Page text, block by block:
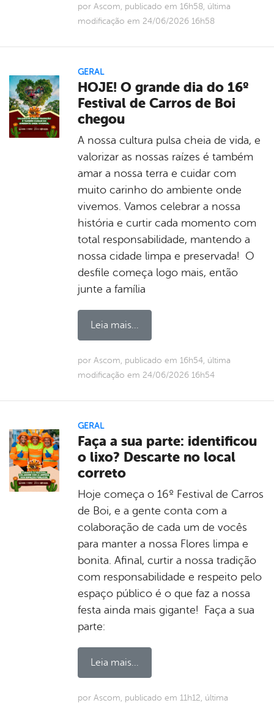
por Ascom, publicado em 16h58, última
modificação em 24/06/2026 16h58
GERAL
HOJE! O grande dia do 16º
Festival de Carros de Boi
chegou
A nossa cultura pulsa cheia de vida, e
valorizar as nossas raízes é também
amar a nossa terra e cuidar com
muito carinho do ambiente onde
vivemos. Vamos celebrar a nossa
história e curtir cada momento com
total responsabilidade, mantendo a
nossa cidade limpa e preservada! O
desfile começa logo mais, então
junte a família
Leia mais...
por Ascom, publicado em 16h54, última
modificação em 24/06/2026 16h54
GERAL
Faça a sua parte: identificou
o lixo? Descarte no local
correto
Hoje começa o 16º Festival de Carros
de Boi, e a gente conta com a
colaboração de cada um de vocês
para manter a nossa Flores limpa e
bonita. Afinal, curtir a nossa tradição
com responsabilidade e respeito pelo
espaço público é o que faz a nossa
festa ainda mais gigante! Faça a sua
parte:
Leia mais...
por Ascom, publicado em 11h12, última